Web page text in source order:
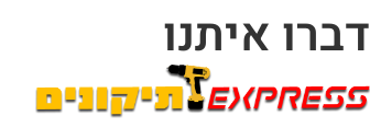
דברו איתנו